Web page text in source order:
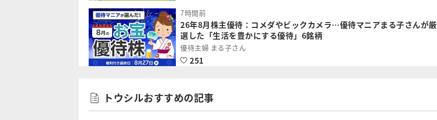
7時間前
26年8月株主優待：コメダやビックカメラ…優待マニアまる子さんが厳
選した「生活を豊かにする優待」6銘柄
優待主婦 まる子さん
251
トウシルおすすめの記事